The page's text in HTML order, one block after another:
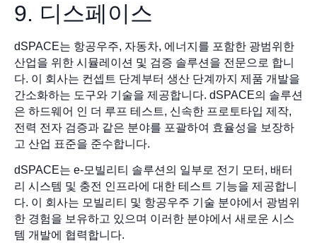
9. 디스페이스
dSPACE는 항공우주, 자동차, 에너지를 포함한 광범위한
산업을 위한 시뮬레이션 및 검증 솔루션을 전문으로 합니
다. 이 회사는 컨셉트 단계부터 생산 단계까지 제품 개발을
간소화하는 도구와 기술을 제공합니다. dSPACE의 솔루션
은 하드웨어 인 더 루프 테스트, 신속한 프로토타입 제작,
전력 전자 검증과 같은 분야를 포괄하여 효율성을 보장하
고 산업 표준을 준수합니다.
dSPACE는 e-모빌리티 솔루션의 일부로 전기 모터, 배터
리 시스템 및 충전 인프라에 대한 테스트 기능을 제공합니
다. 이 회사는 모빌리티 및 항공우주 기술 분야에서 광범위
한 경험을 보유하고 있으며 이러한 분야에서 새로운 시스
템 개발에 협력합니다.